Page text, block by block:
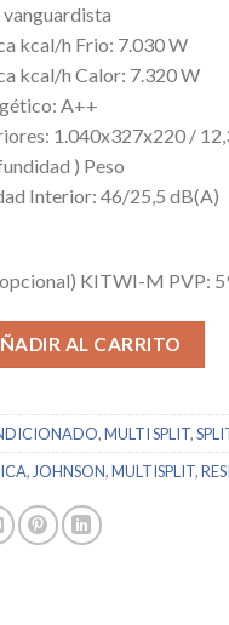
kcal/h Frio: 7.030 W
kcal/h Calor: 7.320 W
A++
1.040x327x220 /
) Peso
Interior: 46/25,5 dB(A)
KITWI-M PVP:
/ 13224 cantidad
AL CARRITO
,MULTI SPLIT,
, JOHNSON,MULTISPLIT,